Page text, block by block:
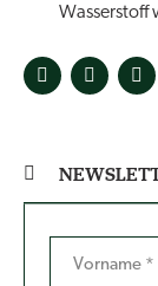
Wasserstoff